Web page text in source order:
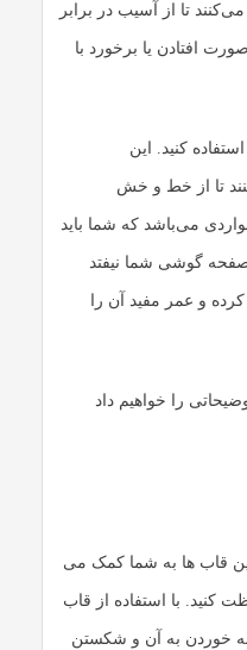
تا از آسیب در برابر
افتادن یا برخورد با
کنید. این
تا از خط و خش
می‌باشد که شما باید
گوشی شما نیفتد
و عمر مفید آن را
را خواهیم داد
قاب ها به شما کمک می
با استفاده از قاب
خوردن به آن و شکستن